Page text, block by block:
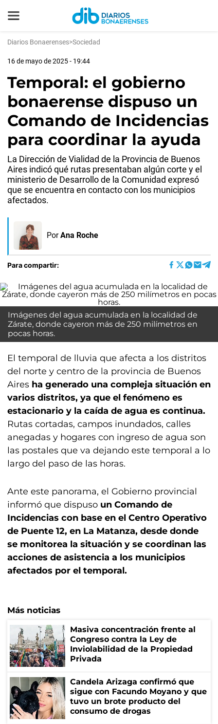
Diarios Bonaerenses>Sociedad
16 de mayo de 2025 - 19:44
Temporal: el gobierno
bonaerense dispuso un
Comando de Incidencias
para coordinar la ayuda
La Dirección de Vialidad de la Provincia de Buenos
Aires indicó qué rutas presentaban algún corte y el
ministerio de Desarrollo de la Comunidad expresó
que se encuentra en contacto con los municipios
afectados.
Por Ana Roche
Para compartir:
Imágenes del agua acumulada en la localidad de
Zárate, donde cayeron más de 250 milímetros en
pocas horas.
El temporal de lluvia que afecta a los distritos
del norte y centro de la provincia de Buenos
Aires ha generado una compleja situación en
varios distritos, ya que el fenómeno es
estacionario y la caída de agua es continua.
Rutas cortadas, campos inundados, calles
anegadas y hogares con ingreso de agua son
las postales que va dejando este temporal a lo
largo del paso de las horas.
Ante este panorama, el Gobierno provincial
informó que dispuso un Comando de
Incidencias con base en el Centro Operativo
de Puente 12, en La Matanza, desde donde
se monitorea la situación y se coordinan las
acciones de asistencia a los municipios
afectados por el temporal.
Más noticias
Masiva concentración frente al
Congreso contra la Ley de
Inviolabilidad de la Propiedad
Privada
Candela Arizaga confirmó que
sigue con Facundo Moyano y que
tuvo un brote producto del
consumo de drogas